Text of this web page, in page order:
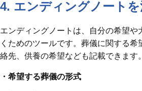
4. エンディングノートを
エンディングノートは、自分の希望や
くためのツールです。葬儀に関する
絡先、供養の希望なども記載できます。
・希望する葬儀の形式